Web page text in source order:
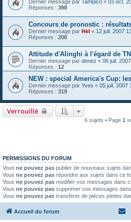
Dernier message par Tampico « 03 oct.
Réponses : 398
Concours de pronostic :
Dernier message par Hel « 12 juil. 2007
Réponses : 208
Attitude d'Alinghi à l'égard de
Dernier message par denez « 06 juil.
Réponses : 12
NEW : special America's Cup:
Dernier message par Yves « 05 juil. 2007
Réponses : 319
Verrouillé
6 sujets • Page 1
PERMISSIONS DU FORUM
Vous ne pouvez pas publier de nouveaux sujets
Vous ne pouvez pas répondre aux sujets dans ce
Vous ne pouvez pas modifier vos messages dans
Vous ne pouvez pas supprimer vos messages
Vous ne pouvez pas transférer de pièces jointes
Accueil du forum